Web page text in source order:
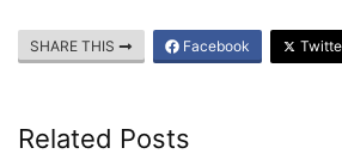
SHARE THIS Facebook
Related Posts